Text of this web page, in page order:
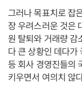
그러나 목표치로 잡
장 우려스러운 것은
원 탈퇴와 거래량 감
다 큰 상황인 데다가
등 회사 경영진들의
키우면서 여의치 않